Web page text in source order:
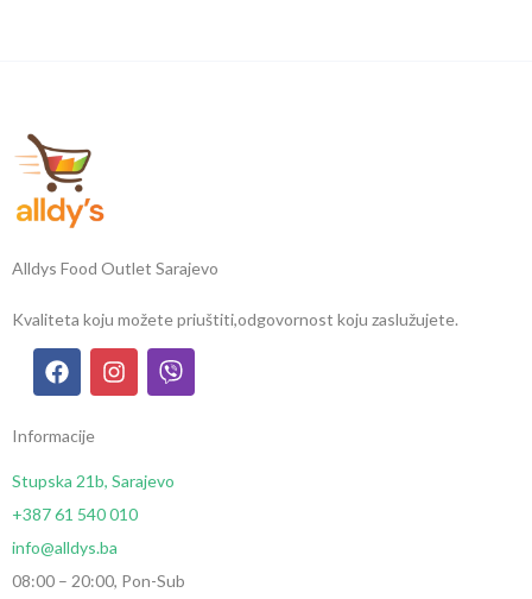
Alldys Food Outlet Sarajevo
Kvaliteta koju možete priuštiti,odgovornost koju zaslužujete.
Informacije
Stupska 21b, Sarajevo
+387 61 540 010
info@alldys.ba
08:00 – 20:00, Pon-Sub